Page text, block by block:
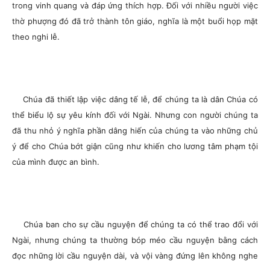
trong vinh quang và đáp ứng thích hợp. Đối với nhiều người việc
thờ phượng đó đã trở thành tôn giáo, nghĩa là một buổi họp mặt
theo nghi lễ.
Chúa đã thiết lập việc dâng tế lễ, để chúng ta là dân Chúa có
thể biểu lộ sự yêu kính đối với Ngài. Nhưng con người chúng ta
đã thu nhỏ ý nghĩa phần dâng hiến của chúng ta vào những chủ
ý để cho Chúa bớt giận cũng như khiến cho lương tâm phạm tội
của mình được an bình.
Chúa ban cho sự cầu nguyện để chúng ta có thể trao đổi với
Ngài, nhưng chúng ta thường bóp méo cầu nguyện bằng cách
đọc những lời cầu nguyện dài, và vội vàng đứng lên không nghe